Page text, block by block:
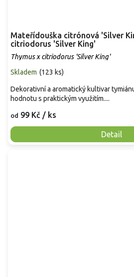
Mateřídouška citrónová 'Silver
citriodorus 'Silver King'
Thymus x citriodorus 'Silver King'
Skladem (123 ks)
od 99 Kč / ks
Detail
Dekorativní a aromatický kultivar
hodnotu s praktickým využitím....